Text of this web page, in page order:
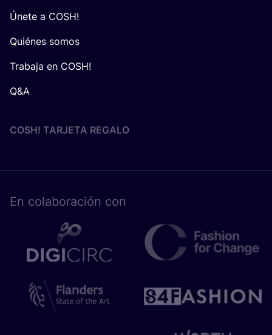
Únete a COSH!
Quiénes somos
Trabaja en COSH!
Q&A
COSH! TARJETA REGALO
En cola­bo­ra­ción con